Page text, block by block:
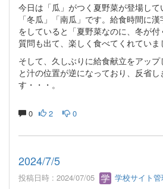
今日は「瓜」がつく夏野菜が登場して
「冬瓜」「南瓜」です。給食時間に
をしていると「夏野菜なのに、冬が
質問も出て、楽しく食べてくれていま
そして、久しぶりに給食献立をアッ
と汁の位置が逆になっており、反省し
す・・・。
0 2 0
2024/7/5
投稿日時 : 2024/07/05 学校サイト